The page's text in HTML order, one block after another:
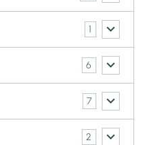
1
6
7
2